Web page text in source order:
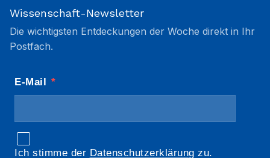
Wissenschaft-Newsletter
Die wichtigsten Entdeckungen der Woche direkt in Ihr
Postfach.